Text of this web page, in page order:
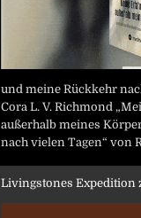
und meine Rückkehr
Cora L. V. Richmond
außerhalb meines
nach vielen Tagen“ von
Livingstones Expedition